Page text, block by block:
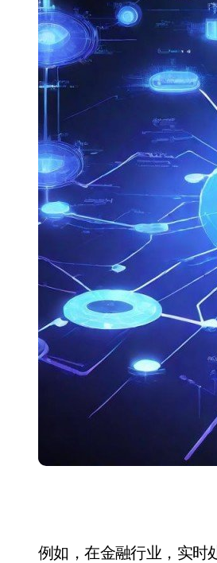
例如，在金融行业，实时